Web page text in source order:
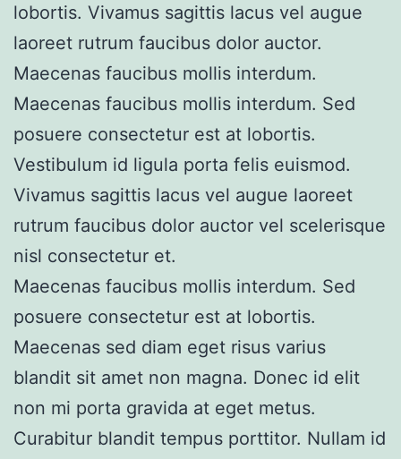
lobortis. Vivamus sagittis lacus vel augue
laoreet rutrum faucibus dolor auctor.
Maecenas faucibus mollis interdum.
Maecenas faucibus mollis interdum. Sed
posuere consectetur est at lobortis.
Vestibulum id ligula porta felis euismod.
Vivamus sagittis lacus vel augue laoreet
rutrum faucibus dolor auctor vel scelerisque
nisl consectetur et.
Maecenas faucibus mollis interdum. Sed
posuere consectetur est at lobortis.
Maecenas sed diam eget risus varius
blandit sit amet non magna. Donec id elit
non mi porta gravida at eget metus.
Curabitur blandit tempus porttitor. Nullam id